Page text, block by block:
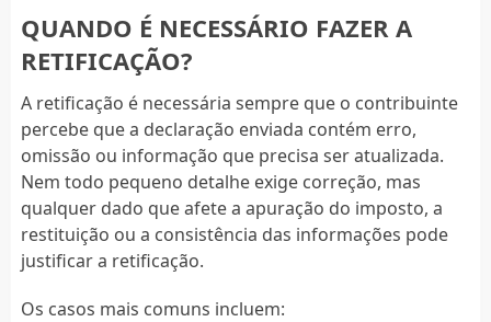
QUANDO É NECESSÁRIO FAZER A
RETIFICAÇÃO?
A retificação é necessária sempre que o contribuinte
percebe que a declaração enviada contém erro,
omissão ou informação que precisa ser atualizada.
Nem todo pequeno detalhe exige correção, mas
qualquer dado que afete a apuração do imposto, a
restituição ou a consistência das informações pode
justificar a retificação.
Os casos mais comuns incluem: